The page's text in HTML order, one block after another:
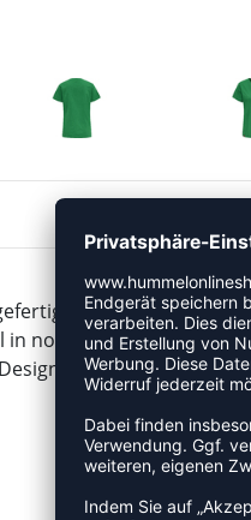
hmlRED HEAVY
normaler Passform
ab.